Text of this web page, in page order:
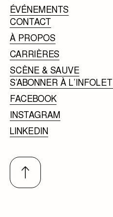
ÉVÉNEMENTS
CONTACT
À PROPOS
CARRIÈRES
SCÈNE & SAUVE
S’ABONNER À
FACEBOOK
INSTAGRAM
LINKEDIN